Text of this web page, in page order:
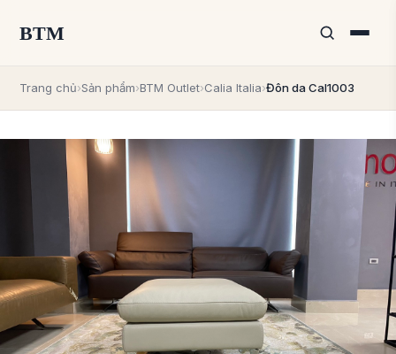
BTM
Trang chủ›Sản phẩm›BTM Outlet›Calia Italia›Đôn da Cal1003